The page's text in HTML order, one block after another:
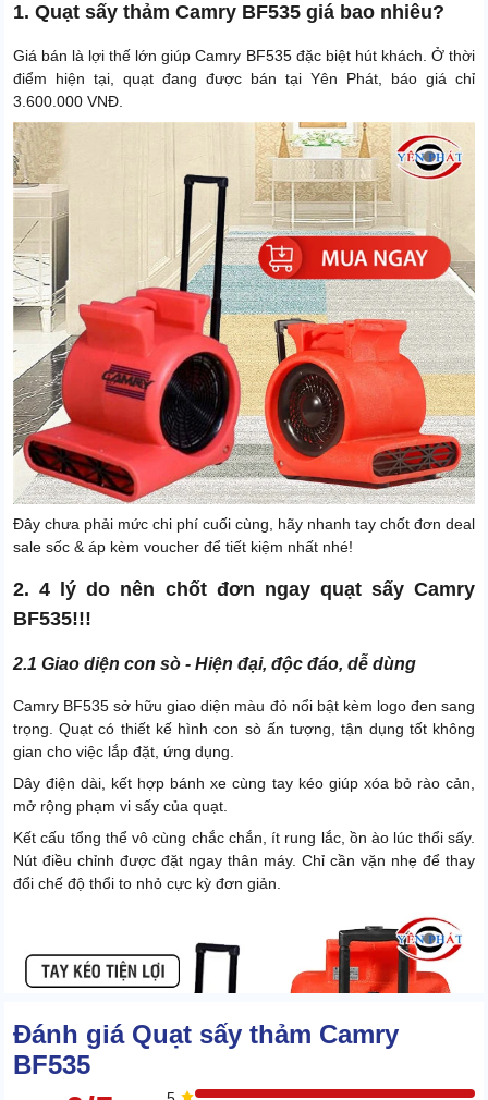
1. Quạt sấy thảm Camry BF535 giá bao nhiêu?
Giá bán là lợi thế lớn giúp Camry BF535 đặc biệt hút khách. Ở thời
điểm hiện tại, quạt đang được bán tại Yên Phát, báo giá chỉ
3.600.000 VNĐ.
Đây chưa phải mức chi phí cuối cùng, hãy nhanh tay chốt đơn deal
sale sốc & áp kèm voucher để tiết kiệm nhất nhé!
2. 4 lý do nên chốt đơn ngay quạt sấy Camry
BF535!!!
2.1 Giao diện con sò - Hiện đại, độc đáo, dễ dùng
Camry BF535 sở hữu giao diện màu đỏ nổi bật kèm logo đen sang
trọng. Quạt có thiết kế hình con sò ấn tượng, tận dụng tốt không
gian cho việc lắp đặt, ứng dụng.
Dây điện dài, kết hợp bánh xe cùng tay kéo giúp xóa bỏ rào cản,
mở rộng phạm vi sấy của quạt.
Kết cấu tổng thể vô cùng chắc chắn, ít rung lắc, ồn ào lúc thổi sấy.
Nút điều chỉnh được đặt ngay thân máy. Chỉ cần vặn nhẹ để thay
đổi chế độ thổi to nhỏ cực kỳ đơn giản.
Đánh giá Quạt sấy thảm Camry
BF535